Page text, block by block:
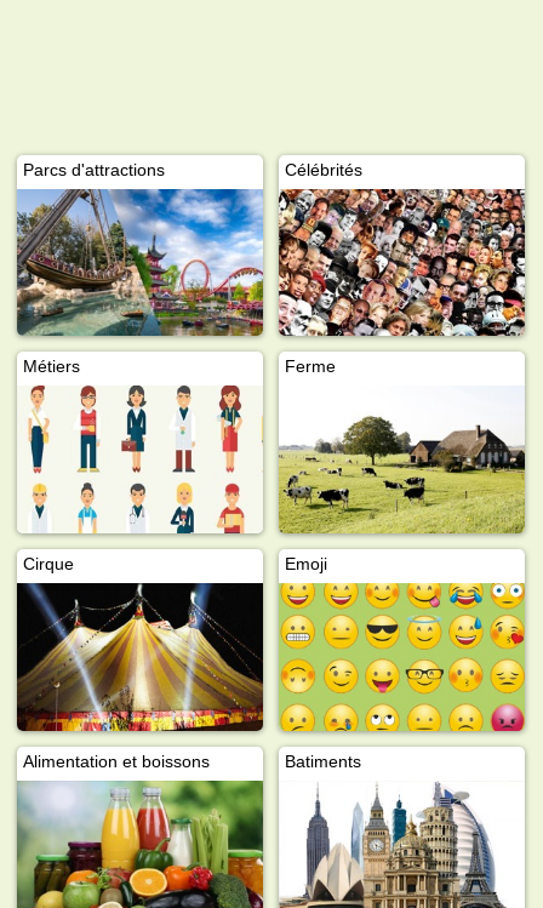
Parcs d'attractions Célébrités
Métiers Ferme
Cirque Emoji
Alimentation et boissons Batiments